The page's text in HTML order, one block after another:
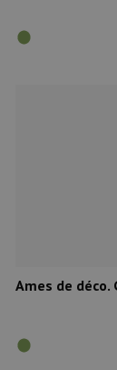
Ames de déco.